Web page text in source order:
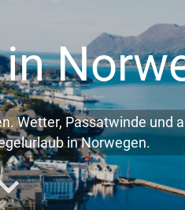
Baotic
Mandalina
Kornati
Kastela
Dufour
Elan
Hanse
Lagoon
Bali
Fountaine Pajot
Leopard
Neapel
Amalfi
Wetter, Passatwinde und
in Norwegen.